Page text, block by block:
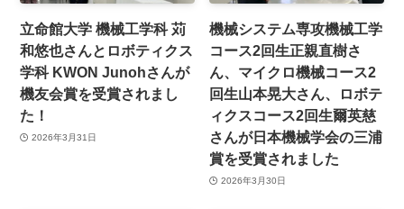
立命館大学 機械工学科 苅
和悠也さんとロボティクス
学科 KWON Junohさんが
機友会賞を受賞されまし
た！
2026年3月31日
機械システム専攻機械工学
コース2回生正親直樹さ
ん、マイクロ機械コース2
回生山本晃大さん、ロボテ
ィクスコース2回生爾英慈
さんが日本機械学会の三浦
賞を受賞されました
2026年3月30日